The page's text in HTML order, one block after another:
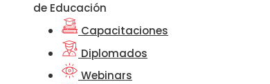
de Educación
Capacitaciones
Diplomados
Webinars